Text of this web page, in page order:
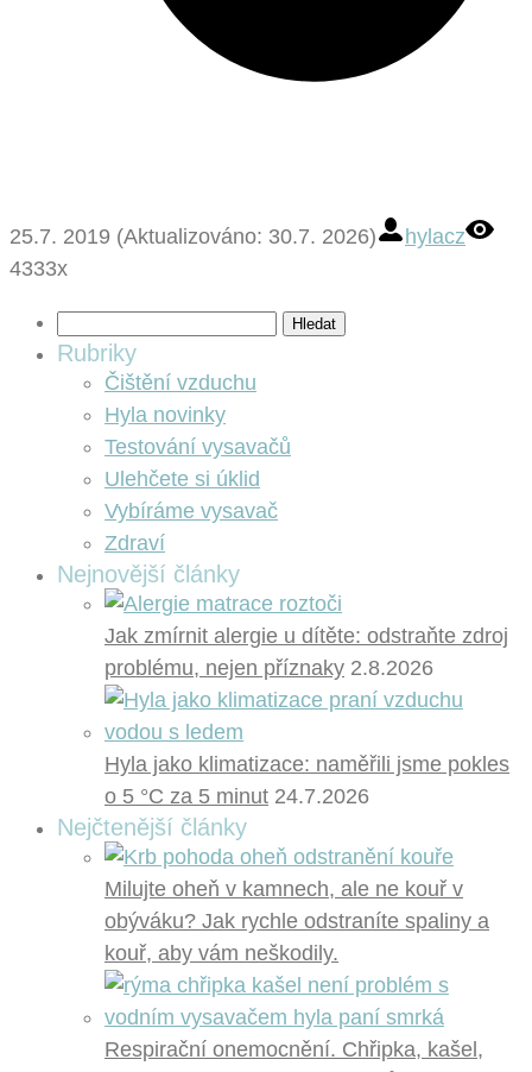
25.7. 2019 (Aktualizováno: 30.7. 2026)
hylacz
4333x
Rubriky
Čištění vzduchu
Hyla novinky
Testování vysavačů
Ulehčete si úklid
Vybíráme vysavač
Zdraví
Nejnovější články
Jak zmírnit alergie u dítěte: odstraňte zdroj
problému, nejen příznaky 2.8.2026
Hyla jako klimatizace: naměřili jsme pokles
o 5 °C za 5 minut 24.7.2026
Nejčtenější články
Milujte oheň v kamnech, ale ne kouř v
obýváku? Jak rychle odstraníte spaliny a
kouř, aby vám neškodily.
Respirační onemocnění. Chřipka, kašel,